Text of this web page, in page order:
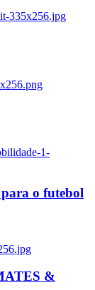
335x256.jpg
1-
o futebol
&